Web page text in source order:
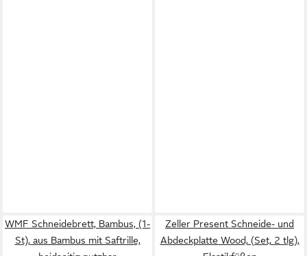
WMF Schneidebrett, Bambus, (1-
St), aus Bambus mit Saftrille,
Zeller Present Schneide- und
Abdeckplatte Wood, (Set, 2 tlg),